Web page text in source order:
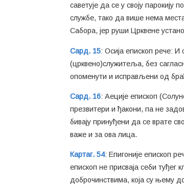
саветује да се у своју
службе, тако да више нема
Сабора, јер руши Црквене
Сард. 15: Осија епископ рече: И
(црквено)служитеља, без
опоменути и исправљени од
Сард. 16: Аеције епископ
презвитери и ђакони, па не
бивају принуђени да се врате
важе и за ова лица.
Картаг. 54: Епигоније епископ
епископ не присваја себи туђег
доброчинствима, која су њему